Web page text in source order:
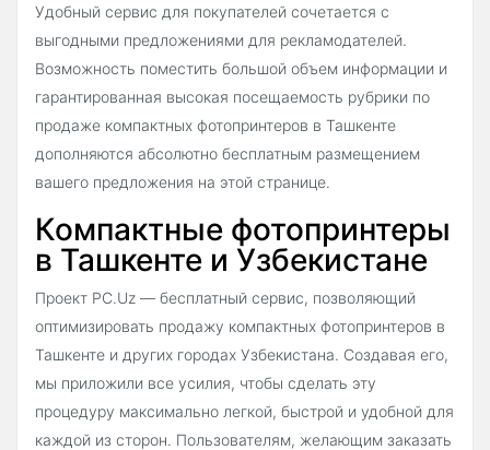
Удобный сервис для покупателей сочетается с
выгодными предложениями для рекламодателей.
Возможность поместить большой объем информации и
гарантированная высокая посещаемость рубрики по
продаже компактных фотопринтеров в Ташкенте
дополняются абсолютно бесплатным размещением
вашего предложения на этой странице.
Компактные фотопринтеры
в Ташкенте и Узбекистане
Проект PC.Uz — бесплатный сервис, позволяющий
оптимизировать продажу компактных фотопринтеров в
Ташкенте и других городах Узбекистана. Создавая его,
мы приложили все усилия, чтобы сделать эту
процедуру максимально легкой, быстрой и удобной для
каждой из сторон. Пользователям, желающим заказать